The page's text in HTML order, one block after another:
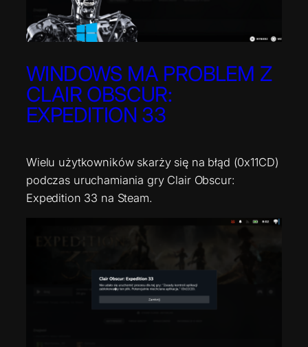
WINDOWS MA PROBLEM Z
CLAIR OBSCUR:
EXPEDITION 33
Wielu użytkowników skarży się na błąd (0x11CD)
podczas uruchamiania gry Clair Obscur:
Expedition 33 na Steam.